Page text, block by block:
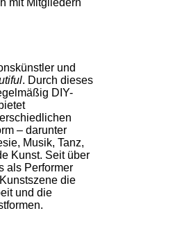
und
. Durch dieses
DIY-
– darunter
Musik, Tanz,
Kunst. Seit über
als Performer
die
und die